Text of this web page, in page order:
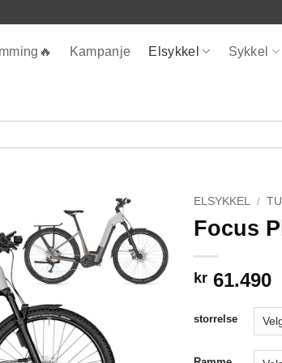
Kampanje Elsykkel Sykkel
ELSYKKEL /
Focus
kr 61.490
storrelse